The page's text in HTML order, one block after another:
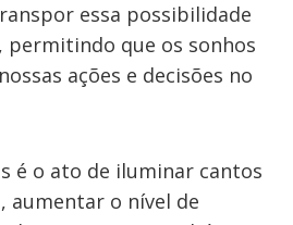
essa possibilidade
permitindo que os sonhos
ações e decisões no
é o ato de iluminar cantos
aumentar o nível de